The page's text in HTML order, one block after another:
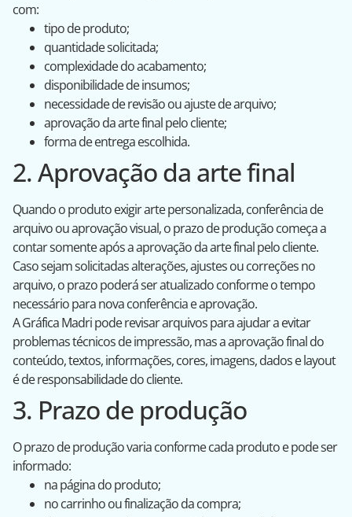
com:
tipo de produto;
quantidade solicitada;
complexidade do acabamento;
disponibilidade de insumos;
necessidade de revisão ou ajuste de arquivo;
aprovação da arte final pelo cliente;
forma de entrega escolhida.
2. Aprovação da arte final
Quando o produto exigir arte personalizada, conferência de
arquivo ou aprovação visual, o prazo de produção começa a
contar somente após a aprovação da arte final pelo cliente.
Caso sejam solicitadas alterações, ajustes ou correções no
arquivo, o prazo poderá ser atualizado conforme o tempo
necessário para nova conferência e aprovação.
A Gráfica Madri pode revisar arquivos para ajudar a evitar
problemas técnicos de impressão, mas a aprovação final do
conteúdo, textos, informações, cores, imagens, dados e layout
é de responsabilidade do cliente.
3. Prazo de produção
O prazo de produção varia conforme cada produto e pode ser
informado:
na página do produto;
no carrinho ou finalização da compra;